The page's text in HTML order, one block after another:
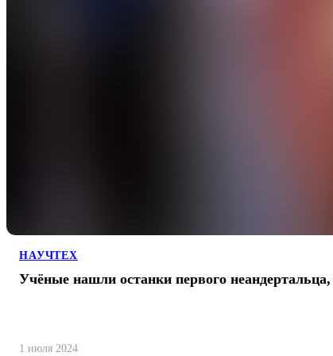
НАУЧТЕХ
Учёные нашли останки первого неандертальца,
1 июля 2024